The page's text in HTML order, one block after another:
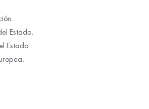
Estado.
Estado.